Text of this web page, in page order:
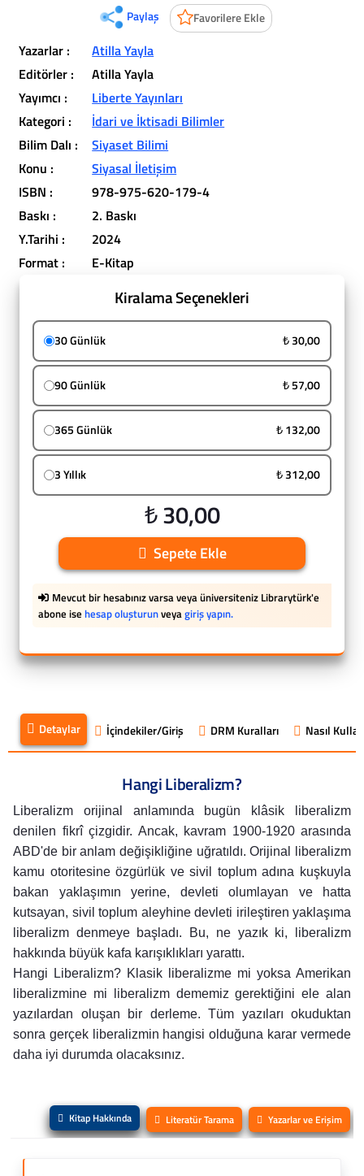
Paylaş Favorilere Ekle
Yazarlar :
Atilla Yayla
Editörler :
Atilla Yayla
Yayımcı :
Liberte Yayınları
Kategori :
İdari ve İktisadi Bilimler
Bilim Dalı :
Siyaset Bilimi
Konu :
Siyasal İletişim
ISBN :
978-975-620-179-4
Baskı :
2. Baskı
Y.Tarihi :
2024
Format :
E-Kitap
Kiralama Seçenekleri
30 Günlük ₺ 30,00
90 Günlük ₺ 57,00
365 Günlük ₺ 132,00
3 Yıllık ₺ 312,00
₺ 30,00
Sepete Ekle
Mevcut bir hesabınız varsa veya üniversiteniz Librarytürk'e
abone ise hesap oluşturunveyagiriş yapın.
Detaylar İçindekiler/Giriş DRM Kuralları Nasıl
Hangi Liberalizm?
Liberalizm orijinal anlamında bugün klâsik liberalizm
denilen fikrî çizgidir. Ancak, kavram 1900-1920 arasında
ABD'de bir anlam değişikliğine uğratıldı. Orijinal liberalizm
kamu otoritesine özgürlük ve sivil toplum adına kuşkuyla
bakan yaklaşımın yerine, devleti olumlayan ve hatta
kutsayan, sivil toplum aleyhine devleti irileştiren yaklaşıma
liberalizm denmeye başladı. Bu, ne yazık ki, liberalizm
hakkında büyük kafa karışıklıkları yarattı.
Hangi Liberalizm? Klasik liberalizme mi yoksa Amerikan
liberalizmine mi liberalizm dememiz gerektiğini ele alan
yazılardan oluşan bir derleme. Tüm yazıları okuduktan
sonra gerçek liberalizmin hangisi olduğuna karar vermede
daha iyi durumda olacaksınız.
Kitap Hakkında Literatür Tarama Yazarlar ve Erişim